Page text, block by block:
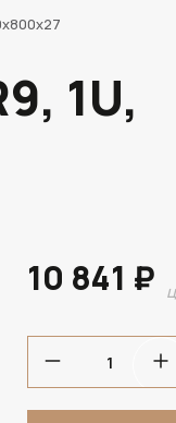
1U,
10 841 ₽